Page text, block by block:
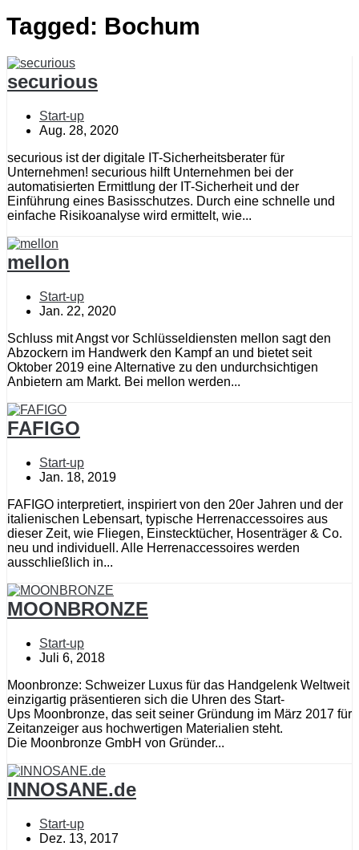
Tagged: Bochum
securious
Start-up
Aug. 28, 2020
securious ist der digitale IT-Sicherheitsberater für
Unternehmen! securious hilft Unternehmen bei der
automatisierten Ermittlung der IT-Sicherheit und der
Einführung eines Basisschutzes. Durch eine schnelle und
einfache Risikoanalyse wird ermittelt, wie...
mellon
Start-up
Jan. 22, 2020
Schluss mit Angst vor Schlüsseldiensten mellon sagt den
Abzockern im Handwerk den Kampf an und bietet seit
Oktober 2019 eine Alternative zu den undurchsichtigen
Anbietern am Markt. Bei mellon werden...
FAFIGO
Start-up
Jan. 18, 2019
FAFIGO interpretiert, inspiriert von den 20er Jahren und der
italienischen Lebensart, typische Herrenaccessoires aus
dieser Zeit, wie Fliegen, Einstecktücher, Hosenträger & Co.
neu und individuell. Alle Herrenaccessoires werden
ausschließlich in...
MOONBRONZE
Start-up
Juli 6, 2018
Moonbronze: Schweizer Luxus für das Handgelenk Weltweit
einzigartig präsentieren sich die Uhren des Start-
Ups Moonbronze, das seit seiner Gründung im März 2017 für
Zeitanzeiger aus hochwertigen Materialien steht.
Die Moonbronze GmbH von Gründer...
INNOSANE.de
Start-up
Dez. 13, 2017